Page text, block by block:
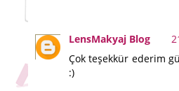
LensMakyaj Blog
Çok teşekkür ederim
:)